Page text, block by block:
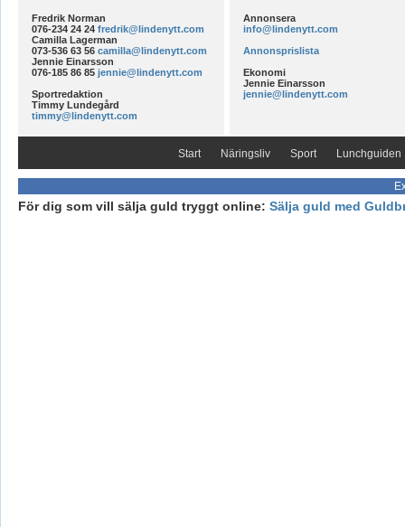
Fredrik Norman
076-234 24 24 fredrik@lindenytt.com
Camilla Lagerman
073-536 63 56 camilla@lindenytt.com
Jennie Einarsson
076-185 86 85 jennie@lindenytt.com
Sportredaktion
Timmy Lundegård
timmy@lindenytt.com
Annonsera
info@lindenytt.com
Annonsprislista
Ekonomi
Jennie Einarsson
jennie@lindenytt.com
Start Näringsliv Sport Lunchguiden
För dig som vill sälja guld tryggt online: Sälja guld med